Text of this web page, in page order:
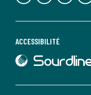
ACCESSIBILITÉ
lien vers Sourdline